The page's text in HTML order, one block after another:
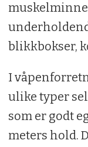
blikkbokser,
I
ulike typer
som er godt
meters hold.